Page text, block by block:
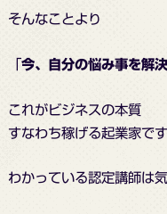
そんなことより
「今、自分の悩み事を解
これがビジネスの本質
すなわち稼げる起業家です
わかっている認定講師は